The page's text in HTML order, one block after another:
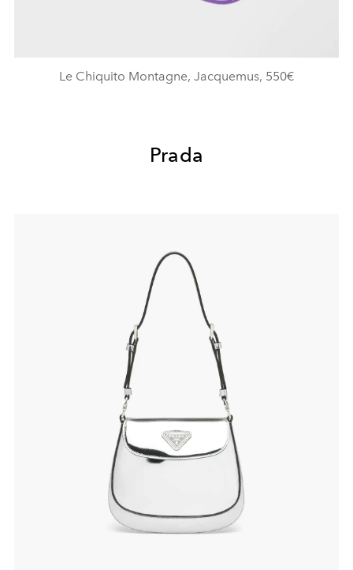
Le Chiquito Montagne, Jacquemus, 550€
Prada